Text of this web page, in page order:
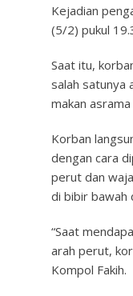
Kejadian
(5/2) pukul
Saat itu,
salah satunya
makan
Korban
dengan cara
perut dan
di bibir bawah
“Saat
arah perut,
Kompol Fakih.